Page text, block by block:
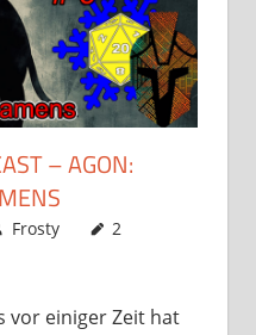
– AGON:
Frosty
2
vor einiger Zeit hat